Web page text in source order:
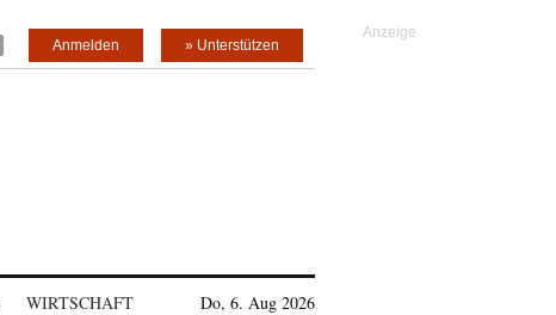
» Unterstützen
Anmelden
WIRTSCHAFT Do, 6. Aug 2026